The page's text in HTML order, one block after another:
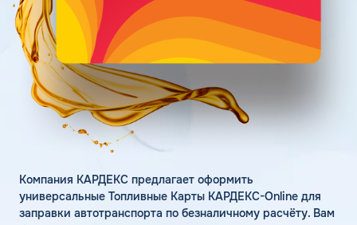
Статьи
Цена бензина и ДТ
Личный кабинет
Карта АЗС
Получить консультацию
Компания КАРДЕКС предлагает оформить
универсальные Топливные Карты КАРДЕКС-Online для
заправки автотранспорта по безналичному расчёту. Вам